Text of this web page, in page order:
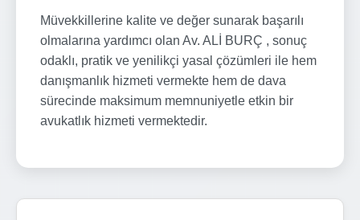
Müvekkillerine kalite ve değer sunarak başarılı
olmalarına yardımcı olan Av. ALİ BURÇ , sonuç
odaklı, pratik ve yenilikçi yasal çözümleri ile hem
danışmanlık hizmeti vermekte hem de dava
sürecinde maksimum memnuniyetle etkin bir
avukatlık hizmeti vermektedir.